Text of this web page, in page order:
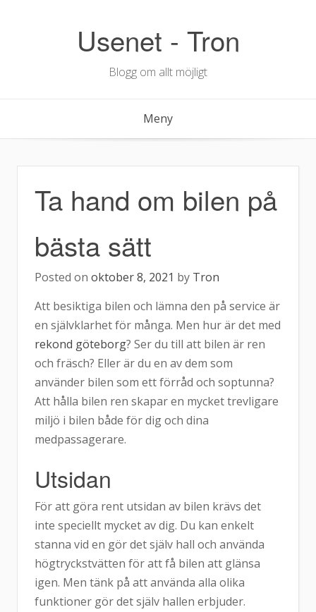
Usenet - Tron
Blogg om allt möjligt
Meny
Ta hand om bilen på
bästa sätt
Posted on oktober 8, 2021 by Tron
Att besiktiga bilen och lämna den på service är
en självklarhet för många. Men hur är det med
rekond göteborg? Ser du till att bilen är ren
och fräsch? Eller är du en av dem som
använder bilen som ett förråd och soptunna?
Att hålla bilen ren skapar en mycket trevligare
miljö i bilen både för dig och dina
medpassagerare.
Utsidan
För att göra rent utsidan av bilen krävs det
inte speciellt mycket av dig. Du kan enkelt
stanna vid en gör det själv hall och använda
högtryckstvätten för att få bilen att glänsa
igen. Men tänk på att använda alla olika
funktioner gör det själv hallen erbjuder.